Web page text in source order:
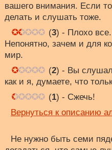
вашего внимания. Если
делать и слушать тоже.
(3) - Плохо
Непонятно, зачем и для
мир.
(2) - Вы
как и я, думаете, что
(1) - Сжечь!
Вернуться к описанию
Не нужно быть семи